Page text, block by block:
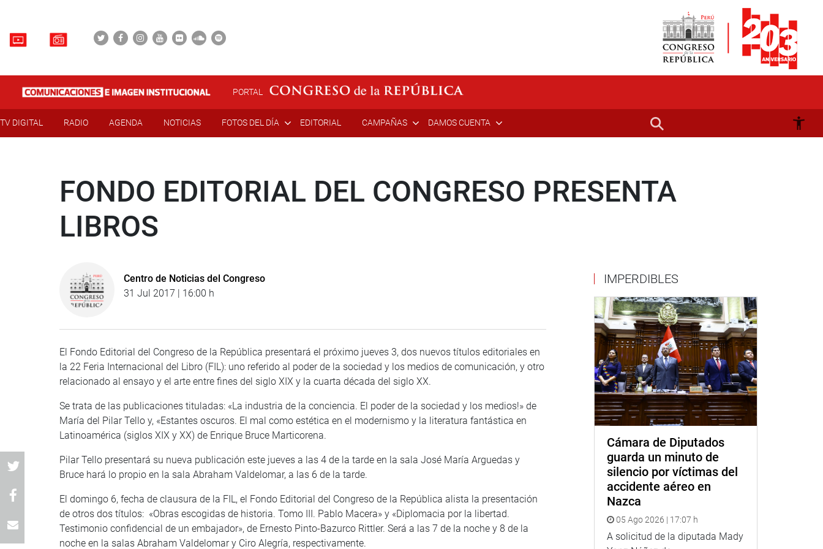
PORTAL
TV DIGITAL RADIO AGENDA NOTICIAS FOTOS DEL DÍA EDITORIAL CAMPAÑAS DAMOS CUENTA
FONDO EDITORIAL DEL CONGRESO PRESENTA
LIBROS
Centro de Noticias del Congreso
31 Jul 2017 | 16:00 h
El Fondo Editorial del Congreso de la República presentará el próximo jueves 3, dos nuevos títulos editoriales en
la 22 Feria Internacional del Libro (FIL): uno referido al poder de la sociedad y los medios de comunicación, y otro
relacionado al ensayo y el arte entre fines del siglo XIX y la cuarta década del siglo XX.
Se trata de las publicaciones tituladas: «La industria de la conciencia. El poder de la sociedad y los medios!» de
María del Pilar Tello y, «Estantes oscuros. El mal como estética en el modernismo y la literatura fantástica en
Latinoamérica (siglos XIX y XX) de Enrique Bruce Marticorena.
Pilar Tello presentará su nueva publicación este jueves a las 4 de la tarde en la sala José María Arguedas y
Bruce hará lo propio en la sala Abraham Valdelomar, a las 6 de la tarde.
El domingo 6, fecha de clausura de la FIL, el Fondo Editorial del Congreso de la República alista la presentación
de otros dos títulos: «Obras escogidas de historia. Tomo III. Pablo Macera» y «Diplomacia por la libertad.
Testimonio confidencial de un embajador», de Ernesto Pinto-Bazurco Rittler. Será a las 7 de la noche y 8 de la
noche en la salas Abraham Valdelomar y Ciro Alegría, respectivamente.
IMPERDIBLES
Cámara de Diputados
guarda un minuto de
silencio por víctimas del
accidente aéreo en
Nazca
05 Ago 2026 | 17:07 h
A solicitud de la diputada Mady